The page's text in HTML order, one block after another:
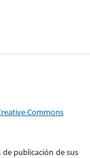
Commons
publicación de sus